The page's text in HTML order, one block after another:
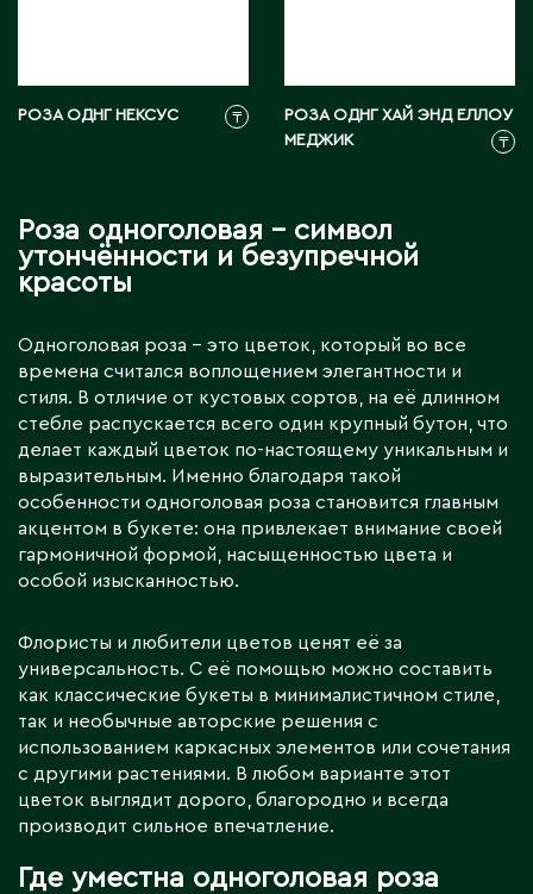
РОЗА ОДНГ НЕКСУС ₸
РОЗА ОДНГ ХАЙ ЭНД ЕЛЛОУ
МЕДЖИК
₸
Роза одноголовая – символ
утончённости и безупречной
красоты
Одноголовая роза – это цветок, который во все
времена считался воплощением элегантности и
стиля. В отличие от кустовых сортов, на её длинном
стебле распускается всего один крупный бутон, что
делает каждый цветок по-настоящему уникальным и
выразительным. Именно благодаря такой
особенности одноголовая роза становится главным
акцентом в букете: она привлекает внимание своей
гармоничной формой, насыщенностью цвета и
особой изысканностью.
Флористы и любители цветов ценят её за
универсальность. С её помощью можно составить
как классические букеты в минималистичном стиле,
так и необычные авторские решения с
использованием каркасных элементов или сочетания
с другими растениями. В любом варианте этот
цветок выглядит дорого, благородно и всегда
производит сильное впечатление.
Где уместна одноголовая роза